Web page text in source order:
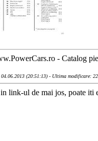
- Catalog
04.06.2013 (20:51:13) - Ultima modificare:
link-ul de mai jos, poate iti